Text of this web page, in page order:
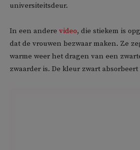
universiteitsdeur.
In een andere video, die stiekem is
dat de vrouwen bezwaar maken. Ze
warme weer het dragen van een
zwaarder is. De kleur zwart